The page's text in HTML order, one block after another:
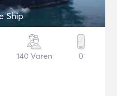
Ship
140 Varen 0